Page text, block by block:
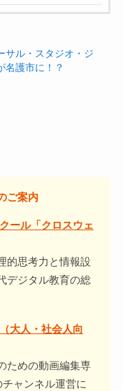
サル・スタジオ・ジ
名護市に！？
ご案内
ール「クロスウェ
的思考力と情報設
デジタル教育の総
大人・社会人向
ための動画編集専
ャンネル運営に